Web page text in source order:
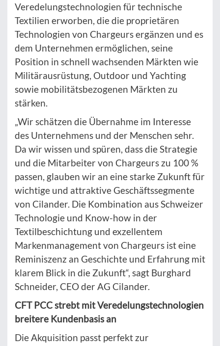
Veredelungstechnologien für technische
Textilien erworben, die die proprietären
Technologien von Chargeurs ergänzen und es
dem Unternehmen ermöglichen, seine
Position in schnell wachsenden Märkten wie
Militärausrüstung, Outdoor und Yachting
sowie mobilitätsbezogenen Märkten zu
stärken.
„Wir schätzen die Übernahme im Interesse
des Unternehmens und der Menschen sehr.
Da wir wissen und spüren, dass die Strategie
und die Mitarbeiter von Chargeurs zu 100 %
passen, glauben wir an eine starke Zukunft für
wichtige und attraktive Geschäftssegmente
von Cilander. Die Kombination aus Schweizer
Technologie und Know-how in der
Textilbeschichtung und exzellentem
Markenmanagement von Chargeurs ist eine
Reminiszenz an Geschichte und Erfahrung mit
klarem Blick in die Zukunft“, sagt Burghard
Schneider, CEO der AG Cilander.
CFT PCC strebt mit Veredelungstechnologien
breitere Kundenbasis an
Die Akquisition passt perfekt zur